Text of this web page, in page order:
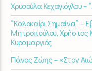
Χρυσούλα Κεχαγιόγλου
“Καλοκαίρι Σημαίνει” –
Μητροπούλου, Χρήστος
Κυραμαργιός
Πάνος Ζώης – «Στον